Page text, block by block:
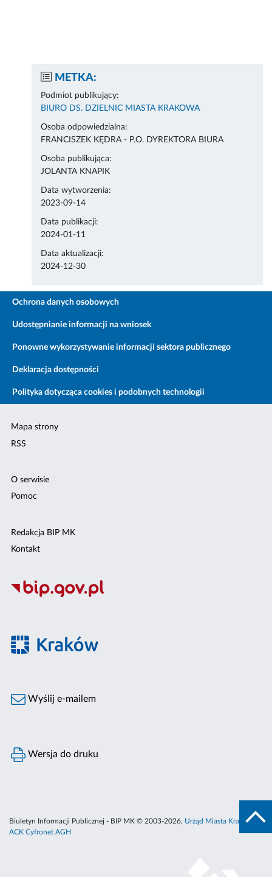
METKA:
Podmiot publikujący:
BIURO DS. DZIELNIC MIASTA KRAKOWA
Osoba odpowiedzialna:
FRANCISZEK KĘDRA - P.O. DYREKTORA BIURA
Osoba publikująca:
JOLANTA KNAPIK
Data wytworzenia:
2023-09-14
Data publikacji:
2024-01-11
Data aktualizacji:
2024-12-30
Ochrona danych osobowych
Udostępnianie informacji na wniosek
Ponowne wykorzystywanie informacji sektora publicznego
Deklaracja dostępności
Polityka dotycząca cookies i podobnych technologii
Mapa strony
RSS
O serwisie
Pomoc
Redakcja BIP MK
Kontakt
Wyślij e-mailem
Wersja do druku
Biuletyn Informacji Publicznej - BIP MK © 2003-2026, Urząd Miasta Krakowa
ACK Cyfronet AGH